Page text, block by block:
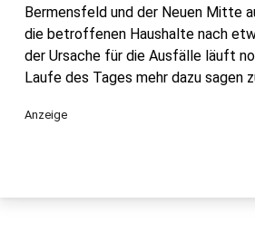
Bermensfeld und der Neuen Mitte
die betroffenen Haushalte nach
der Ursache für die Ausfälle läuft
Laufe des Tages mehr dazu sagen
Anzeige